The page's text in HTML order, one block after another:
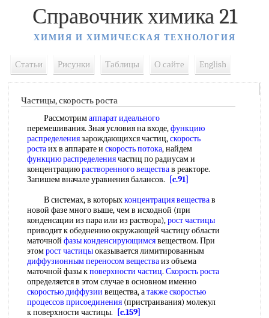
Справочник химика 21
ХИМИЯ И ХИМИЧЕСКАЯ ТЕХНОЛОГИЯ
Статьи Рисунки Таблицы О сайте English
Частицы, скорость роста
Рассмотримаппарат идеального
перемешивания. Зная условия на входе,функцию
распределениязарождающихся частиц,скорость
ростаих в аппарате и скорость потока, найдем
функцию распределениячастиц по радиусам и
концентрациюрастворенного веществав реакторе.
Запишем вначале уравнения балансов.
[c.91]
В системах, в которыхконцентрация веществав
новой фазе много выше, чем в исходной (при
конденсации из пара или из раствора),рост частицы
приводит к обеднению окружающей частицу области
маточной фазы конденсирующимсявеществом. При
этомрост частицыоказывается лимитированным
диффузионным переносом веществаиз объема
маточной фазы кповерхности частиц. Скорость роста
определяется в этом случае в основном именно
скоростью диффузии вещества, атакже скоростью
процессов присоединения (пристраивания) молекул
к поверхности частицы.
[c.159]